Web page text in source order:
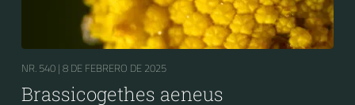
NR. 540 | 8 DE FEBRERO DE 2025
Brassicogethes aeneus